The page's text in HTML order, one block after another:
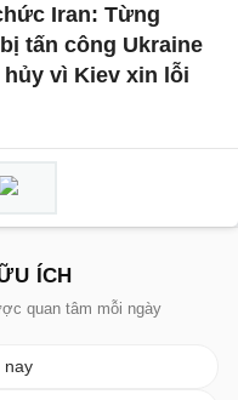
Iran: Từng
tấn công Ukraine
vì Kiev xin lỗi
ÍCH
quan tâm mỗi ngày
nay